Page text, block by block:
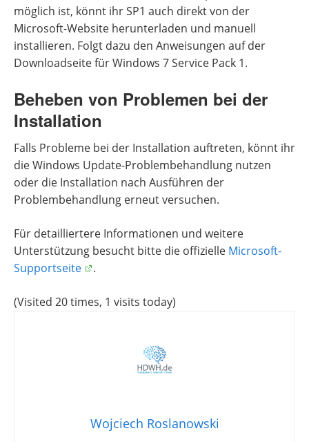
möglich ist, könnt ihr SP1 auch direkt von der
Microsoft-Website herunterladen und manuell
installieren. Folgt dazu den Anweisungen auf der
Downloadseite für Windows 7 Service Pack 1.
Beheben von Problemen bei der
Installation
Falls Probleme bei der Installation auftreten, könnt ihr
die Windows Update-Problembehandlung nutzen
oder die Installation nach Ausführen der
Problembehandlung erneut versuchen.
Für detailliertere Informationen und weitere
Unterstützung besucht bitte die offizielle Microsoft-
Supportseite
.
(Visited 20 times, 1 visits today)
Wojciech Roslanowski